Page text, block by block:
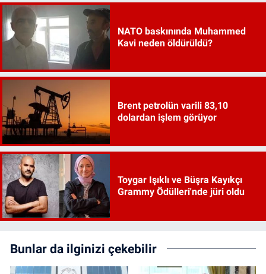
NATO baskınında Muhammed
Kavi neden öldürüldü?
Brent petrolün varili 83,10
dolardan işlem görüyor
Toygar Işıklı ve Büşra Kayıkçı
Grammy Ödülleri'nde jüri oldu
Bunlar da ilginizi çekebilir